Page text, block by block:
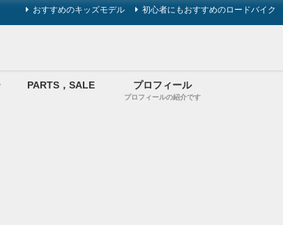
おすすめのキッズモデル 初心者にもおすすめのロードバイク
PARTS，SALE プロフィール
プロフィールの紹介です